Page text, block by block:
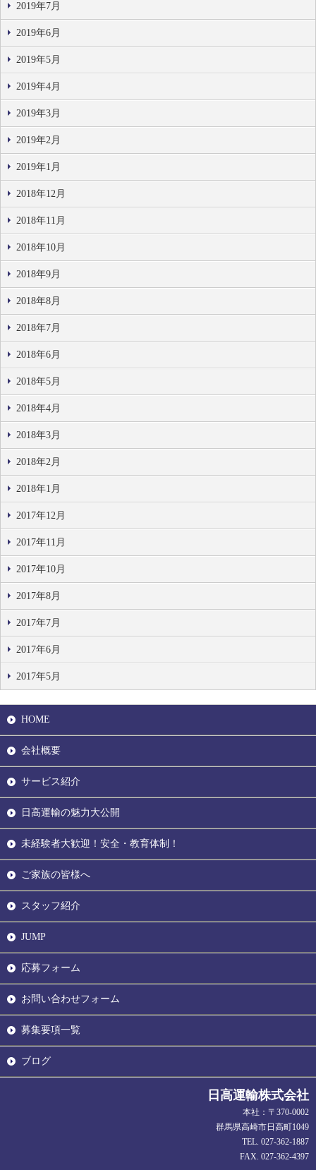
2019年7月
2019年6月
2019年5月
2019年4月
2019年3月
2019年2月
2019年1月
2018年12月
2018年11月
2018年10月
2018年9月
2018年8月
2018年7月
2018年6月
2018年5月
2018年4月
2018年3月
2018年2月
2018年1月
2017年12月
2017年11月
2017年10月
2017年8月
2017年7月
2017年6月
2017年5月
HOME
会社概要
サービス紹介
日高運輸の魅力大公開
未経験者大歓迎！安全・教育体制！
ご家族の皆様へ
スタッフ紹介
JUMP
応募フォーム
お問い合わせフォーム
募集要項一覧
ブログ
日高運輸株式会社
本社：〒370-0002
群馬県高崎市日高町1049
TEL. 027-362-1887
FAX. 027-362-4397